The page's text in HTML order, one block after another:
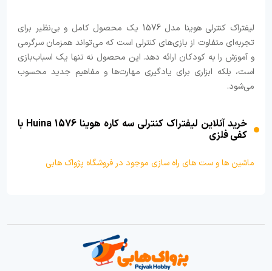
لیفتراک کنترلی هوینا مدل 1576 یک محصول کامل و بی‌نظیر برای
تجربه‌ای متفاوت از بازی‌های کنترلی است که می‌تواند همزمان سرگرمی
و آموزش را به کودکان ارائه دهد. این محصول نه تنها یک اسباب‌بازی
است، بلکه ابزاری برای یادگیری مهارت‌ها و مفاهیم جدید محسوب
می‌شود.
خرید آنلاین لیفتراک کنترلی سه کاره هوینا Huina 1576 با
کفی فلزی
ماشین ها و ست های راه سازی موجود در فروشگاه پژواک هابی